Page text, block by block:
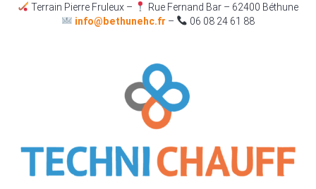
Terrain Pierre Fruleux –
Rue Fernand Bar – 62400 Béthune
info@bethunehc.fr – 06 08 24 61 88